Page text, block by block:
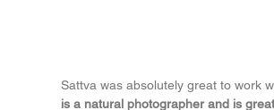
Sattva was absolutely great to work
is a natural photographer and is